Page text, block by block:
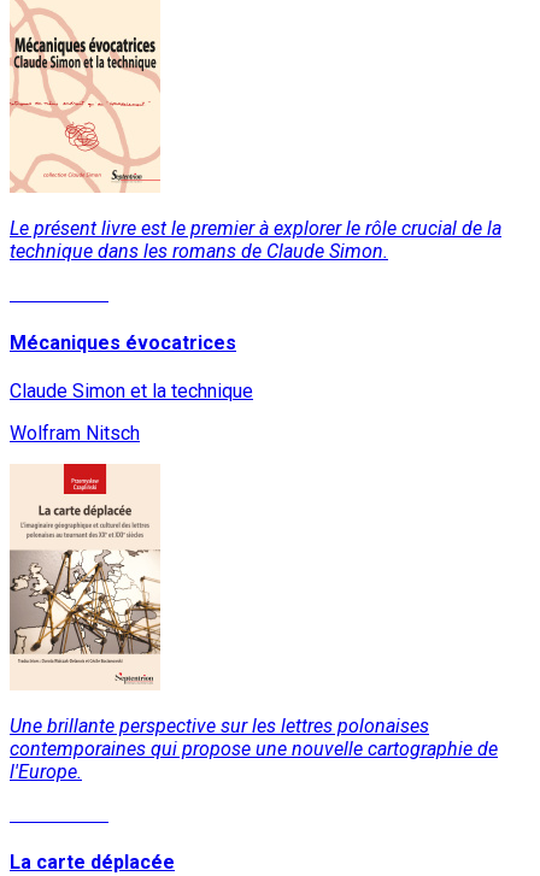
Le présent livre est le premier à explorer le rôle crucial de la
technique dans les romans de Claude Simon.
Mécaniques évocatrices
Claude Simon et la technique
Wolfram Nitsch
Une brillante perspective sur les lettres polonaises
contemporaines qui propose une nouvelle cartographie de
l'Europe.
La carte déplacée